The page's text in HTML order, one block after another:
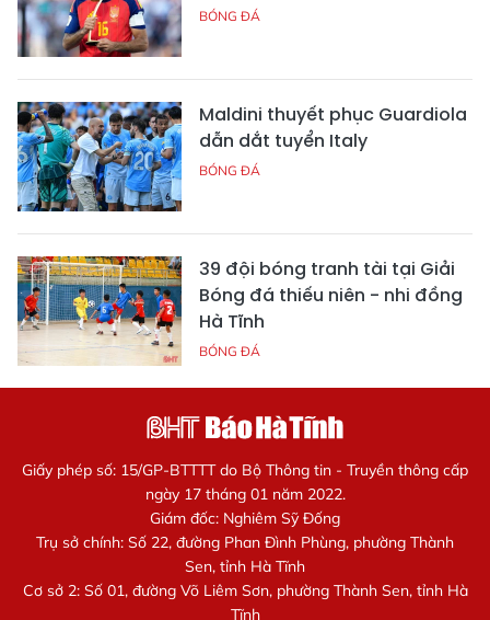
BÓNG ĐÁ
Maldini thuyết phục Guardiola
dẫn dắt tuyển Italy
BÓNG ĐÁ
39 đội bóng tranh tài tại Giải
Bóng đá thiếu niên - nhi đồng
Hà Tĩnh
BÓNG ĐÁ
Giấy phép số: 15/GP-BTTTT do Bộ Thông tin - Truyền thông cấp
ngày 17 tháng 01 năm 2022.
Giám đốc: Nghiêm Sỹ Đống
Trụ sở chính: Số 22, đường Phan Đình Phùng, phường Thành
Sen, tỉnh Hà Tĩnh
Cơ sở 2: Số 01, đường Võ Liêm Sơn, phường Thành Sen, tỉnh Hà
Tĩnh